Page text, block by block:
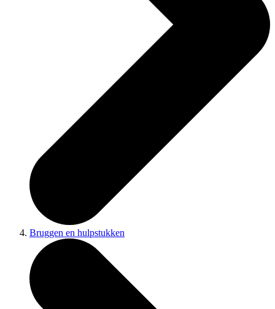
Bruggen en hulpstukken